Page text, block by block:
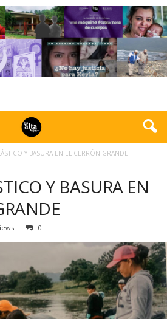
Y BASURA EN EL CERRÓN GRANDE
Y BASURA EN
0